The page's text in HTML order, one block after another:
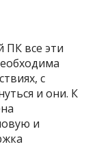
ПК все эти
с
и они. К
и